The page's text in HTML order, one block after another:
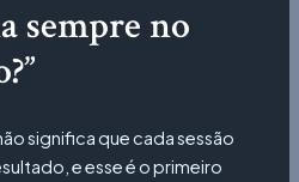
sempre no
significa que cada sessão
e esse é o primeiro